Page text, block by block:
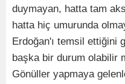
duymayan, hatta tam
hatta hiç umurunda
Erdoğan'ı temsil ettiğini
başka bir durum olabilir
Gönüller yapmaya